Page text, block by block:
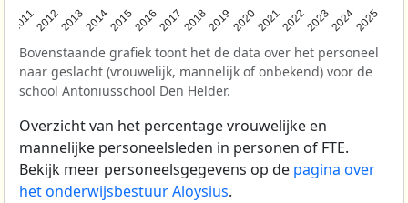
201120122013201420152016201720182019202020212022202320242025
Bovenstaande grafiek toont het de data over het personeel
naar geslacht (vrouwelijk, mannelijk of onbekend) voor de
school Antoniusschool Den Helder.
Overzicht van het percentage vrouwelijke en
mannelijke personeelsleden in personen of FTE.
Bekijk meer personeelsgegevens op de pagina over
het onderwijsbestuur Aloysius.